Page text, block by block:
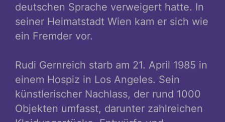
deutschen Sprache verweigert hatte. In
seiner Heimatstadt Wien kam er sich wie
ein Fremder vor.
Rudi Gernreich starb am 21. April 1985 in
einem Hospiz in Los Angeles. Sein
künstlerischer Nachlass, der rund 1000
Objekten umfasst, darunter zahlreichen